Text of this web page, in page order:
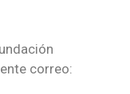
correo: